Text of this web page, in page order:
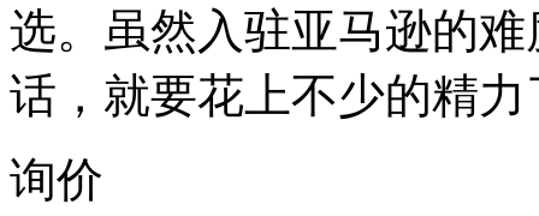
选。虽然入驻亚马逊的
话，就要花上不少的精力
询价